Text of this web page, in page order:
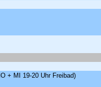
+ MI 19-20 Uhr Freibad)